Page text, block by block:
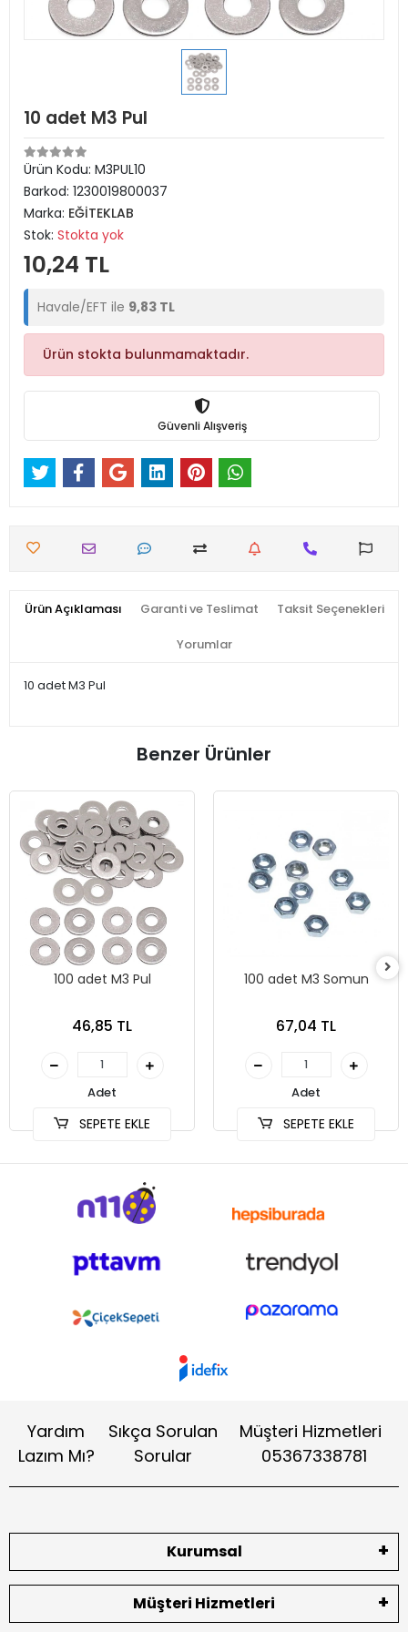
10 adet M3 Pul
Ürün Kodu: M3PUL10
Barkod: 1230019800037
Marka: EĞİTEKLAB
Stok: Stokta yok
10,24 TL
Havale/EFT ile 9,83 TL
Ürün stokta bulunmamaktadır.
Güvenli Alışveriş
Ürün Açıklaması Garanti ve Teslimat Taksit Seçenekleri
Yorumlar
10 adet M3 Pul
Benzer Ürünler
100 adet M3 Pul
46,85 TL
Adet
SEPETE EKLE
100 adet M3 Somun
67,04 TL
Adet
SEPETE EKLE
Yardım
Lazım Mı?
Sıkça Sorulan
Sorular
Müşteri Hizmetleri
05367338781
Kurumsal
Müşteri Hizmetleri